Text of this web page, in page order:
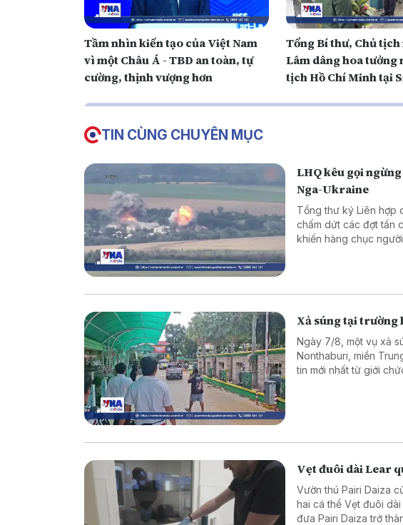
Tầm nhìn kiến tạo của Việt Nam
vì một Châu Á - TBD an toàn, tự
cường, thịnh vượng hơn
Tổng Bí thư, Chủ tịch
Lâm dâng hoa tưởng
tịch Hồ Chí Minh tại
TIN CÙNG CHUYÊN MỤC
LHQ kêu gọi
Nga-Ukraine
Tổng thư ký Liên hợp
chấm dứt các đợt tấn
khiến hàng chục
Xả súng tại trường
Ngày 7/8, một vụ xả
Nonthaburi, miền
tin mới nhất từ giới
Vẹt đuôi dài Lear
Vườn thú Pairi Daiza
hai cá thể Vẹt đuôi
đưa Pairi Daiza trở